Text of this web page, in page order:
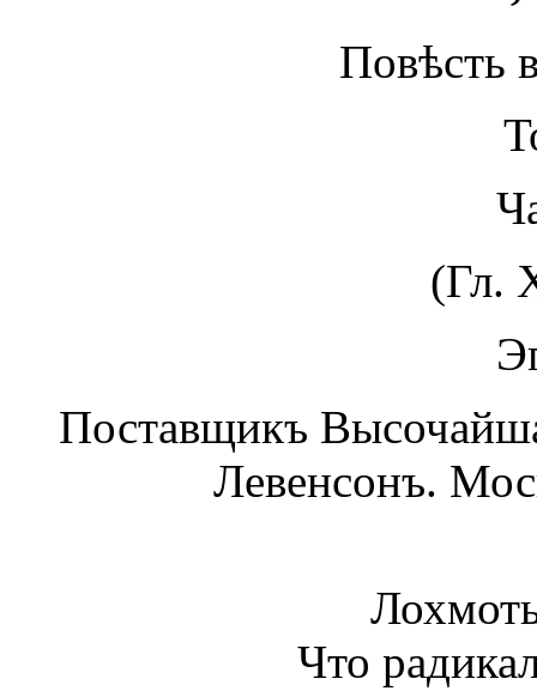
Повѣсть
(Гл.
Поставщикъ
Левенсонъ.
Что